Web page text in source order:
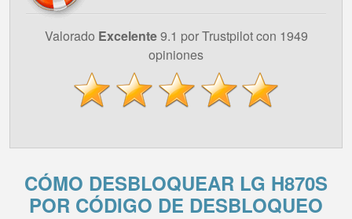
Valorado Excelente9.1 por Trustpilot con 1949
opiniones
CÓMO DESBLOQUEAR LG H870S
POR CÓDIGO DE DESBLOQUEO